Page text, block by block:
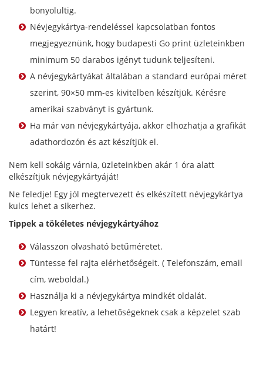
bonyolultig.
Névjegykártya-rendeléssel kapcsolatban fontos
megjegyeznünk, hogy budapesti Go print üzleteinkben
minimum 50 darabos igényt tudunk teljesíteni.
A névjegykártyákat általában a standard európai méret
szerint, 90×50 mm-es kivitelben készítjük. Kérésre
amerikai szabványt is gyártunk.
Ha már van névjegykártyája, akkor elhozhatja a grafikát
adathordozón és azt készítjük el.
Nem kell sokáig várnia, üzleteinkben akár 1 óra alatt
elkészítjük névjegykártyáját!
Ne feledje! Egy jól megtervezett és elkészített névjegykártya
kulcs lehet a sikerhez.
Tippek a tökéletes névjegykártyához
Válasszon olvasható betűméretet.
Tüntesse fel rajta elérhetőségeit. ( Telefonszám, email
cím, weboldal.)
Használja ki a névjegykártya mindkét oldalát.
Legyen kreatív, a lehetőségeknek csak a képzelet szab
határt!